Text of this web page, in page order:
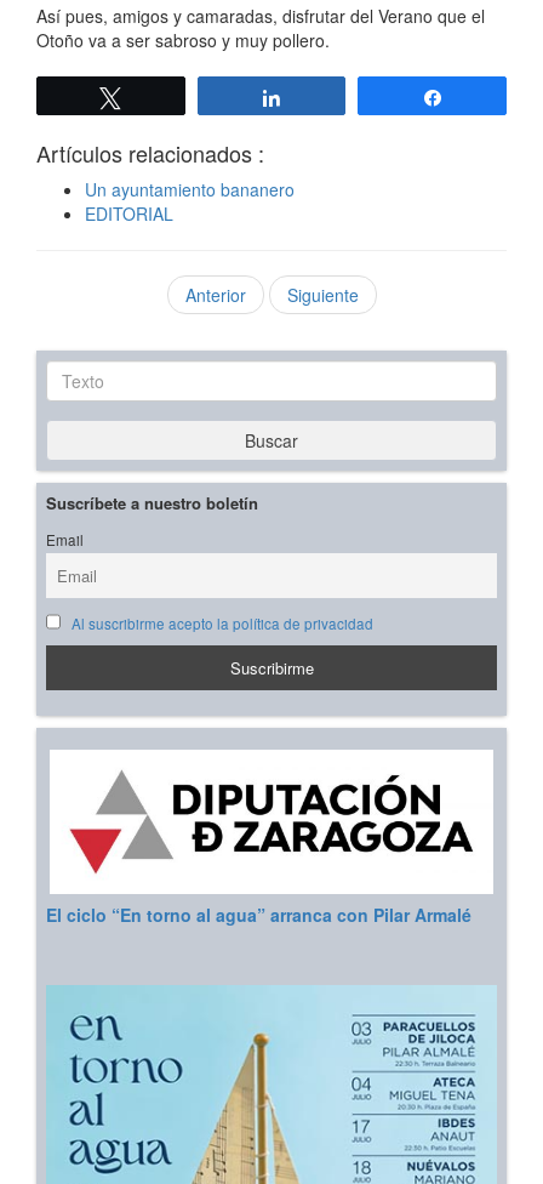
Así pues, amigos y camaradas, disfrutar del Verano que el
Otoño va a ser sabroso y muy pollero.
Artículos relacionados :
Un ayuntamiento bananero
EDITORIAL
Anterior Siguiente
Texto
Buscar
Suscríbete a nuestro boletín
Email
Al suscribirme acepto la política de privacidad
El ciclo “En torno al agua” arranca con Pilar Armalé